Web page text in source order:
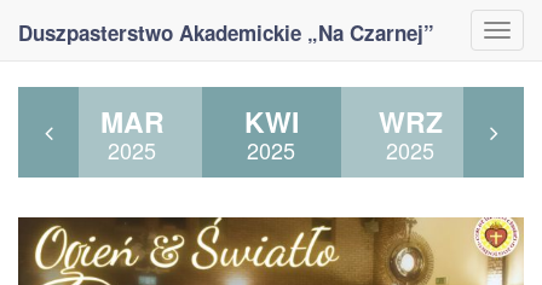
Duszpasterstwo Akademickie „Na Czarnej”
MAR
2025
KWI
2025
WRZ
2025